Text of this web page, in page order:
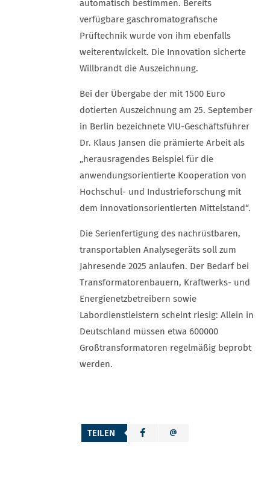
automatisch bestimmen. Bereits
verfügbare gaschromatografische
Prüftechnik wurde von ihm ebenfalls
weiterentwickelt. Die Innovation sicherte
Willbrandt die Auszeichnung.
Bei der Übergabe der mit 1500 Euro
dotierten Auszeichnung am 25. September
in Berlin bezeichnete VIU-Geschäftsführer
Dr. Klaus Jansen die prämierte Arbeit als
„herausragendes Beispiel für die
anwendungsorientierte Kooperation von
Hochschul- und Industrieforschung mit
dem innovationsorientierten Mittelstand“.
Die Serienfertigung des nachrüstbaren,
transportablen Analysegeräts soll zum
Jahresende 2025 anlaufen. Der Bedarf bei
Transformatorenbauern, Kraftwerks- und
Energienetzbetreibern sowie
Labordienstleistern scheint riesig: Allein in
Deutschland müssen etwa 600000
Großtransformatoren regelmäßig beprobt
werden.
TEILEN